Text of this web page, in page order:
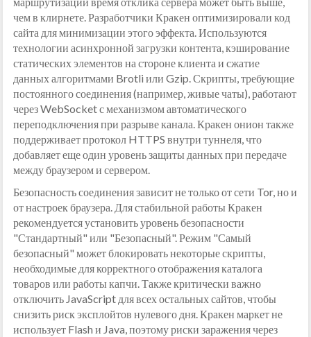
чем в клирнете. Разработчики Кракен оптимизировали код
сайта для минимизации этого эффекта. Используются
технологии асинхронной загрузки контента, кэширование
статических элементов на стороне клиента и сжатие
данных алгоритмами Brotli или Gzip. Скрипты, требующие
постоянного соединения (например, живые чаты), работают
через WebSocket с механизмом автоматического
переподключения при разрыве канала. Кракен онион также
поддерживает протокол HTTPS внутри туннеля, что
добавляет еще один уровень защиты данных при передаче
между браузером и сервером.
Безопасность соединения зависит не только от сети Tor, но и
от настроек браузера. Для стабильной работы Кракен
рекомендуется установить уровень безопасности
"Стандартный" или "Безопасный". Режим "Самый
безопасный" может блокировать некоторые скрипты,
необходимые для корректного отображения каталога
товаров или работы капчи. Также критически важно
отключить JavaScript для всех остальных сайтов, чтобы
снизить риск эксплойтов нулевого дня. Кракен маркет не
использует Flash и Java, поэтому риски заражения через